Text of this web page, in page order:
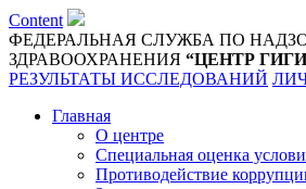
Content
ФЕДЕРАЛЬНАЯ СЛУЖБА ПО
ЗДРАВООХРАНЕНИЯ “ЦЕНТР
РЕЗУЛЬТАТЫ ИССЛЕДОВАНИЙ
Главная
О центре
Специальная оценка
Противодействие